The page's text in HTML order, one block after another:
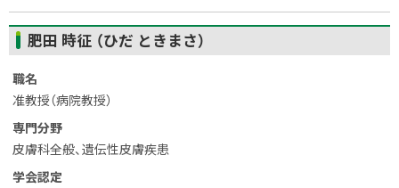
肥田 時征 （ひだ ときまさ）
職名
准教授（病院教授）
専門分野
皮膚科全般、遺伝性皮膚疾患
学会認定